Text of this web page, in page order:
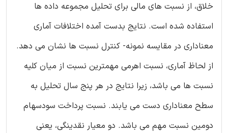
خلاق، از نسبت های مالی برای تحلیل مجموعه داده ها
استفاده شده است. نتایج بدست آمده اختلافات آماری
معناداری در مقایسه نمونه- کنترل نسبت ها نشان می دهد.
از لحاظ آماری، نسبت اهرمی مهمترین نسبت از میان کلیه
نسبت ها می باشد، زیرا نتایج در هر پنج سال تحلیل به
سطح معناداری دست می یابند. نسبت پرداخت سودسهام
دومین نسبت مهم می باشد. دو معیار نقدینگی، یعنی